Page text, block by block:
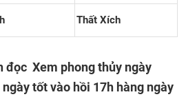
Thất Xích
đọc Xem phong thủy ngày
tốt vào hồi 17h hàng ngày